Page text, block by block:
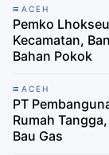
ACEH
Pemko
Kecamatan,
Bahan Pokok
ACEH
PT
Rumah
Bau Gas